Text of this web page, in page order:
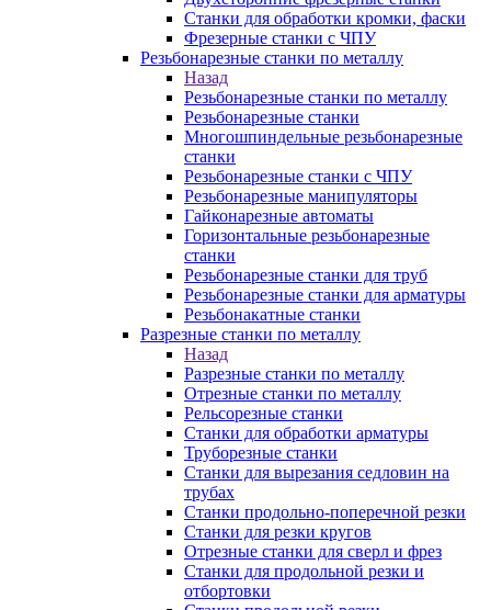
Станки для обработки кромки, фаски
Фрезерные станки с ЧПУ
Резьбонарезные станки по металлу
Назад
Резьбонарезные станки по металлу
Резьбонарезные станки
Многошпиндельные резьбонарезные
станки
Резьбонарезные станки с ЧПУ
Резьбонарезные манипуляторы
Гайконарезные автоматы
Горизонтальные резьбонарезные
станки
Резьбонарезные станки для труб
Резьбонарезные станки для арматуры
Резьбонакатные станки
Разрезные станки по металлу
Назад
Разрезные станки по металлу
Отрезные станки по металлу
Рельсорезные станки
Станки для обработки арматуры
Труборезные станки
Станки для вырезания седловин на
трубаx
Станки продольно-поперечной резки
Станки для резки кругов
Отрезные станки для сверл и фрез
Станки для продольной резки и
отбортовки